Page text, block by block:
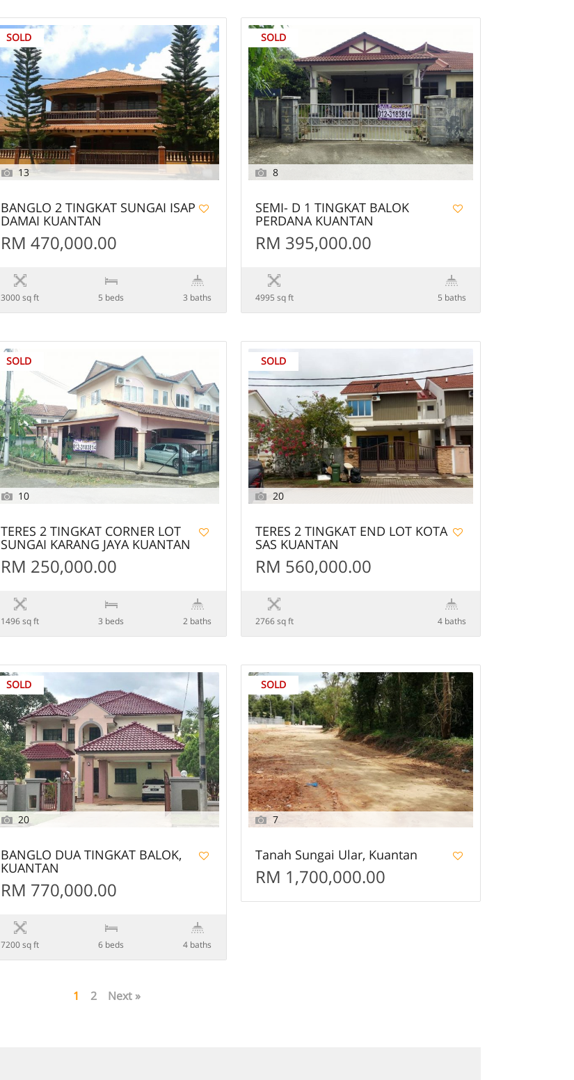
SOLD
13
BANGLO 2 TINGKAT SUNGAI ISAP
DAMAI KUANTAN
RM 470,000.00
3000 sq ft 5 beds 3 baths
SOLD
8
SEMI- D 1 TINGKAT BALOK
PERDANA KUANTAN
RM 395,000.00
4995 sq ft 5 baths
SOLD
10
TERES 2 TINGKAT CORNER LOT
SUNGAI KARANG JAYA KUANTAN
RM 250,000.00
1496 sq ft 3 beds 2 baths
SOLD
20
TERES 2 TINGKAT END LOT KOTA
SAS KUANTAN
RM 560,000.00
2766 sq ft 4 baths
SOLD
20
BANGLO DUA TINGKAT BALOK,
KUANTAN
RM 770,000.00
7200 sq ft 6 beds 4 baths
SOLD
7
Tanah Sungai Ular, Kuantan
RM 1,700,000.00
1 2 Next »